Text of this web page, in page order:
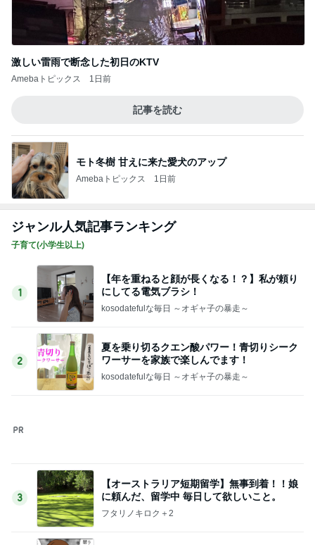
ジャンル人気記事ランキング
子育て(小学生以上)
【年を重ねると顔が長くなる！？】私が頼り
にしてる電気ブラシ！
kosodatefulな毎日 ～オギャ子の暴走～
2
ワーサーを家族で楽しんでます！
3
【オーストラリア短期留学】無事到着！！娘
に頼んだ、留学中 毎日して欲しいこと。
4
夏期講習に行くことになった小4息子
5
家族に内緒にしていること
次世代掃除機がやってきた！！
Amebaトピックス 1時間前
モト 予約が取れない寿司屋で食事